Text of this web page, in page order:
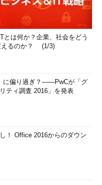
とは何か？企業、社会をどう
えるのか？ (1/3)
に偏り過ぎ？――PwCが「グ
ティ調査 2016」を発表
！ Office 2016からのダウン